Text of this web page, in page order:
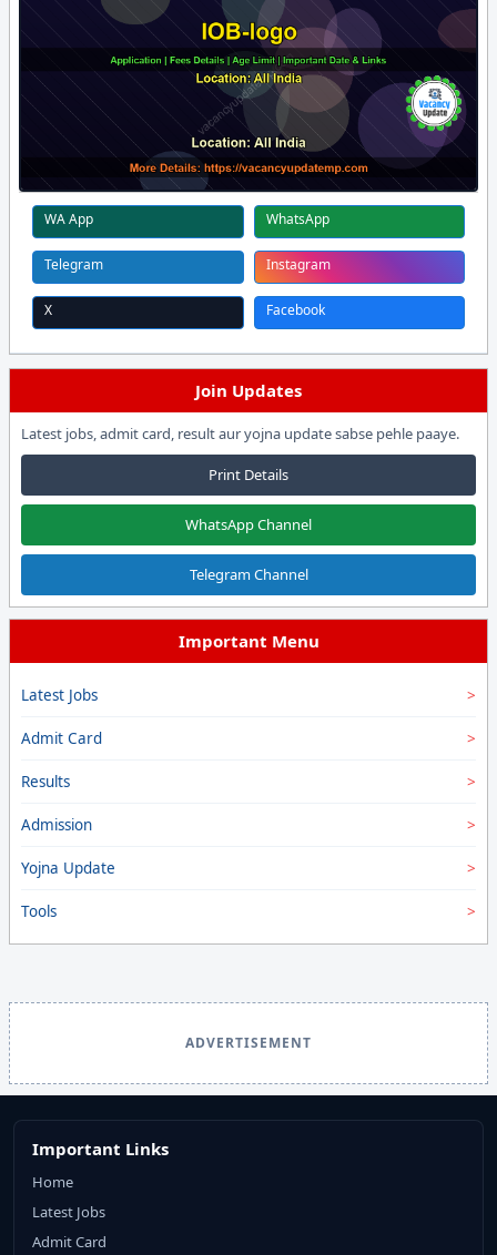
WA App WhatsApp
Telegram Instagram
X Facebook
Join Updates
Latest jobs, admit card, result aur yojna update sabse pehle paaye.
Print Details
WhatsApp Channel
Telegram Channel
Important Menu
Latest Jobs
Admit Card
Results
Admission
Yojna Update
Tools
ADVERTISEMENT
Important Links
Home
Latest Jobs
Admit Card